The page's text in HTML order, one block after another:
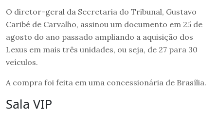
O diretor-geral da Secretaria do Tribunal, Gustavo
Caribé de Carvalho, assinou um documento em 25 de
agosto do ano passado ampliando a aquisição dos
Lexus em mais três unidades, ou seja, de 27 para 30
veículos.
A compra foi feita em uma concessionária de Brasília.
Sala VIP